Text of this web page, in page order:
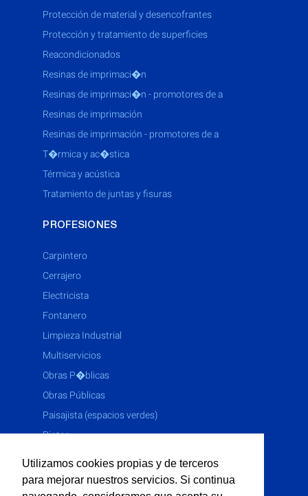
Utilizamos cookies propias y de terceros
para mejorar nuestros servicios. Si continua
protección de material y desencofrantes
protección y tratamiento de superficies
reacondicionados
resinas de imprimaci�n
resinas de imprimaci�n - promotores de a
resinas de imprimación
resinas de imprimación - promotores de a
t�rmica y ac�stica
térmica y acústica
tratamiento de juntas y fisuras
PROFESIONES
Carpintero
Cerrajero
Electricista
Fontanero
Limpieza Industrial
Multiservicios
Obras P�blicas
Obras Públicas
Paisajista (espacios verdes)
Pintor
Yesero